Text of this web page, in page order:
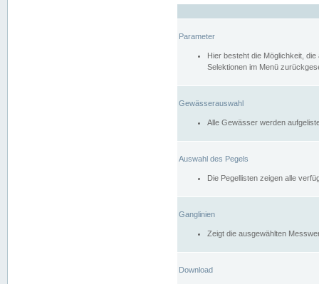
Parameter
Hier besteht die Möglichkeit,
Selektionen im Menü
Gewässerauswahl
Alle Gewässer werden
Auswahl des Pegels
Die Pegellisten zeigen alle
Ganglinien
Zeigt die ausgewählten
Download